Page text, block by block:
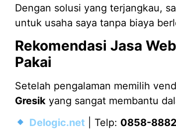
Dengan solusi yang terjangkau,
untuk usaha saya tanpa biaya
Rekomendasi Jasa
Pakai
Setelah pengalaman memilih
Gresik yang sangat membantu
Delogic.net | Telp: 0858-